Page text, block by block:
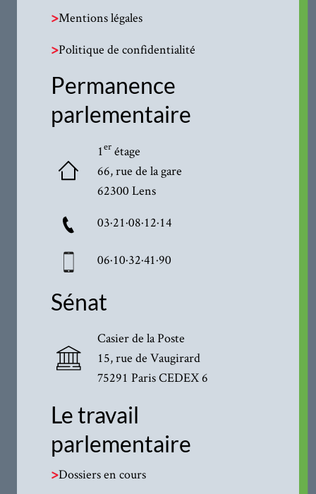
>Mentions légales
>Politique de confidentialité
Permanence
parlementaire
1erétage
66, rue de la gare
62300 Lens
03·21·08·12·14
06·10·32·41·90
Sénat
Casier de la Poste
15, rue de Vaugirard
75291 Paris CEDEX 6
Le travail
parlementaire
>Dossiers en cours